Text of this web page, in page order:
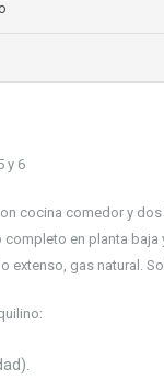
y 6
cocina comedor y
completo en planta baja
extenso, gas natural.